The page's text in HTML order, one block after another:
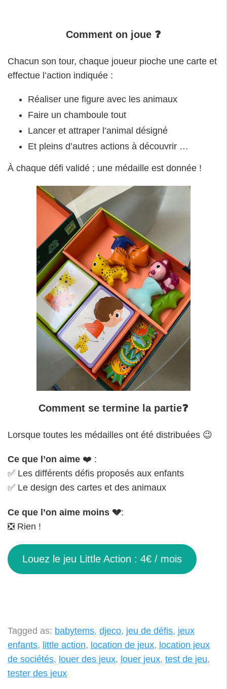
Comment on joue ❓
Chacun son tour, chaque joueur pioche une carte et
effectue l’action indiquée :
Réaliser une figure avec les animaux
Faire un chamboule tout
Lancer et attraper l’animal désigné
Et pleins d’autres actions à découvrir …
À chaque défi validé ; une médaille est donnée !
Comment se termine la partie❓
Lorsque toutes les médailles ont été distribuées 😉
Ce que l’on aime ❤️ :
✅ Les différents défis proposés aux enfants
✅ Le design des cartes et des animaux
Ce que l’on aime moins 💔:
❎ Rien !
Louez le jeu Little Action : 4€ / mois
Tagged as: babytems, djeco, jeu de défis, jeux
enfants, little action, location de jeux, location jeux
de sociétés, louer des jeux, louer jeux, test de jeu,
tester des jeux